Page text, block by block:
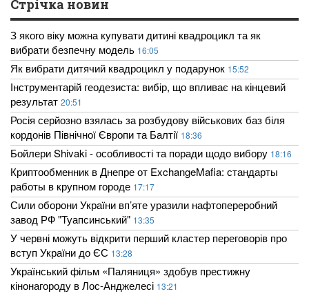
Стрічка новин
З якого віку можна купувати дитині квадроцикл та як
вибрати безпечну модель 16:05
Як вибрати дитячий квадроцикл у подарунок 15:52
Інструментарій геодезиста: вибір, що впливає на кінцевий
результат 20:51
Росія серйозно взялась за розбудову військових баз біля
кордонів Північної Європи та Балтії 18:36
Бойлери Shivaki - особливості та поради щодо вибору 18:16
Криптообменник в Днепре от ExchangeMafia: стандарты
работы в крупном городе 17:17
Сили оборони України вп’яте уразили нафтопереробний
завод РФ "Туапсинський" 13:35
У червні можуть відкрити перший кластер переговорів про
вступ України до ЄС 13:28
Український фільм «Паляниця» здобув престижну
кінонагороду в Лос-Анджелесі 13:21